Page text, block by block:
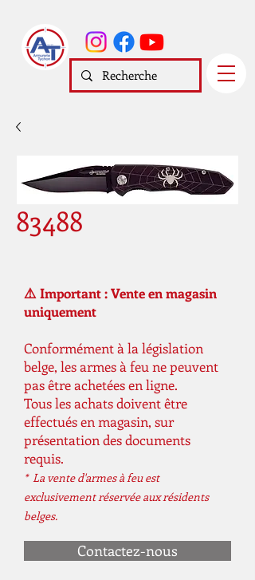
83488
⚠️ Important : Vente en magasin
uniquement
Conformément à la législation
belge, les armes à feu ne peuvent
pas être achetées en ligne.
Tous les achats doivent être
effectués en magasin, sur
présentation des documents
requis.
* La vente d'armes à feu est
exclusivement réservée aux résidents
belges.
Contactez-nous